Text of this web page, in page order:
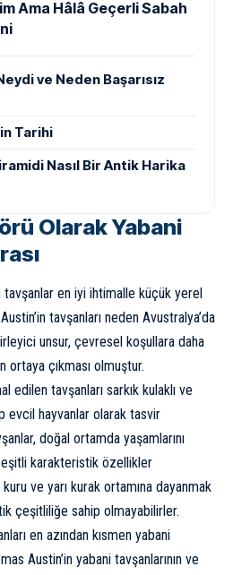
Ama Hâlâ Geçerli Sabah
ve Neden Başarısız
Tarihi
Nasıl Bir Antik Harika
Olarak Yabani
en iyi ihtimalle küçük yerel
tavşanları neden Avustralya’da
unsur, çevresel koşullara daha
çıkması olmuştur.
edilen tavşanları sarkık kulaklı ve
evcil hayvanlar olarak tasvir
doğal ortamda yaşamlarını
karakteristik özellikler
ve yarı kurak ortamına dayanmak
çeşitliliğe sahip olmayabilirler.
en azından kısmen yabani
Austin’in yabani tavşanlarının ve